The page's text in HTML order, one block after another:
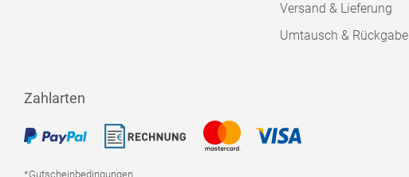
Versand & Lieferung
Umtausch & Rückgabe
Zahlarten
*Gutscheinbedingungen